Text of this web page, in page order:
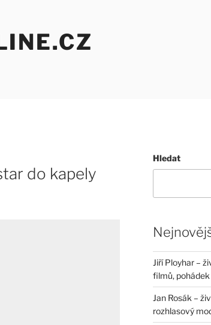
do kapely
Hledat
Jiří Ployhar –
filmů, pohádek
Jan Rosák –
rozhlasový